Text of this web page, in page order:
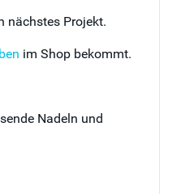
nächstes Projekt.
im Shop bekommt.
Nadeln und